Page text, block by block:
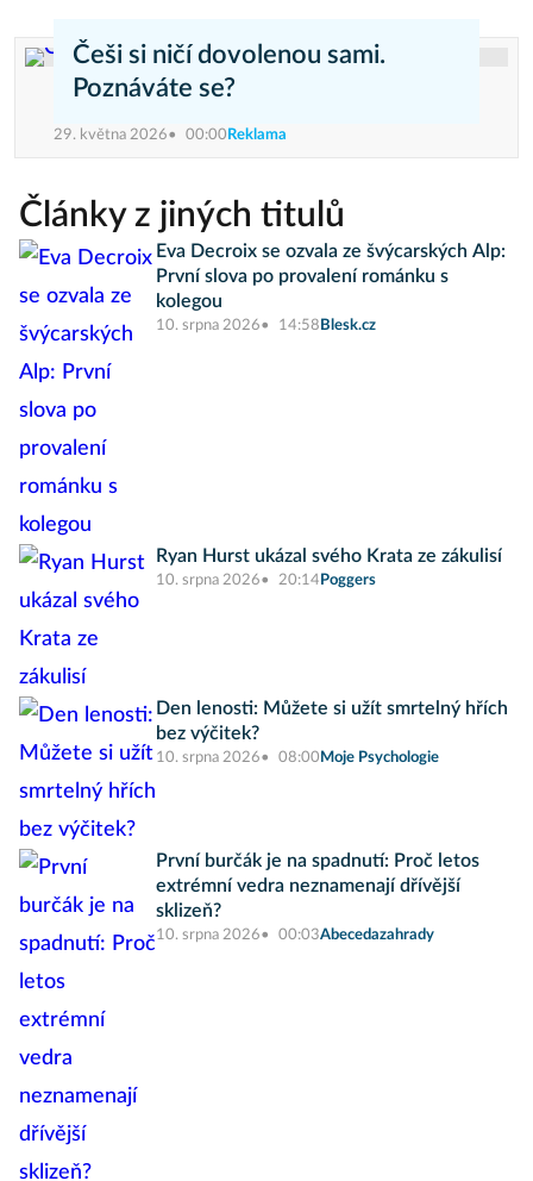
Češi si ničí dovolenou sami.
Poznáváte se?
29. května 2026 00:00 Reklama
Články z jiných titulů
Eva Decroix se ozvala ze švýcarských Alp:
První slova po provalení románku s
kolegou
10. srpna 2026 14:58 Blesk.cz
Ryan Hurst ukázal svého Krata ze zákulisí
10. srpna 2026 20:14 Poggers
Den lenosti: Můžete si užít smrtelný hřích
bez výčitek?
10. srpna 2026 08:00 Moje Psychologie
První burčák je na spadnutí: Proč letos
extrémní vedra neznamenají dřívější
sklizeň?
10. srpna 2026 00:03Abecedazahrady